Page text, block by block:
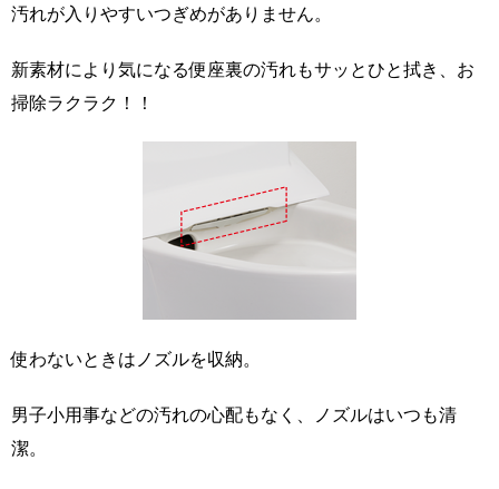
汚れが入りやすいつぎめがありません。
新素材により気になる便座裏の汚れもサッとひと拭き、お
掃除ラクラク！！
使わないときはノズルを収納。
男子小用事などの汚れの心配もなく、ノズルはいつも清
潔。